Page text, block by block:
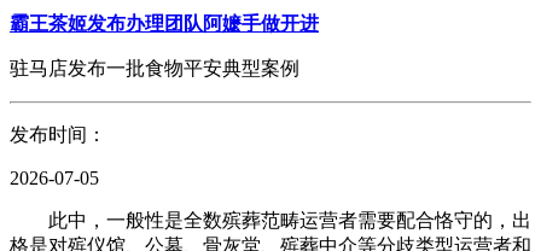
霸王茶姬发布办理团队阿嬷手做开进
驻马店发布一批食物平安典型案例
发布时间：
2026-07-05
此中，一般性是全数殡葬范畴运营者需要配合恪守的，出
格是对殡仪馆、公墓、骨灰堂、殡葬中介等分歧类型运营者和